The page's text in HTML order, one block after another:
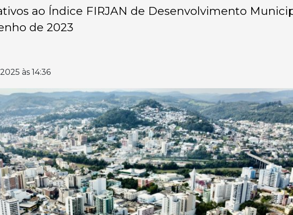
ao Índice FIRJAN de Desenvolvimento
de 2023
às 14:36